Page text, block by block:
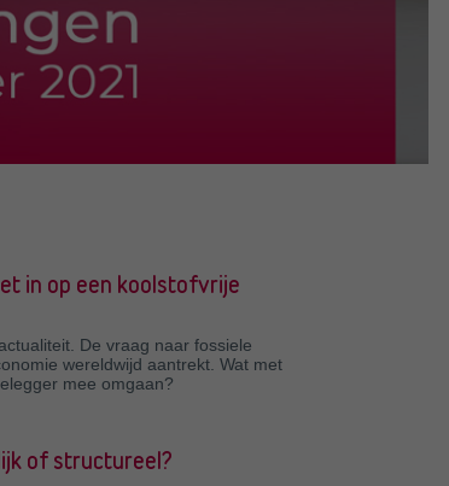
in op een koolstofvrije
De vraag naar fossiele
wereldwijd aantrekt. Wat met
mee omgaan?
of structureel?